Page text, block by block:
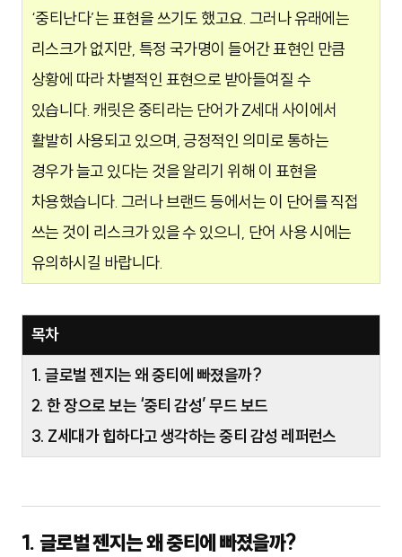
‘중티난다’는 표현을 쓰기도 했고요. 그러나 유래에는
리스크가 없지만, 특정 국가명이 들어간 표현인 만큼
상황에 따라 차별적인 표현으로 받아들여질 수
있습니다. 캐릿은 중티라는 단어가 Z세대 사이에서
활발히 사용되고 있으며, 긍정적인 의미로 통하는
경우가 늘고 있다는 것을 알리기 위해 이 표현을
차용했습니다. 그러나 브랜드 등에서는 이 단어를 직접
쓰는 것이 리스크가 있을 수 있으니, 단어 사용 시에는
유의하시길 바랍니다.
목차
1. 글로벌 젠지는 왜 중티에 빠졌을까?
2. 한 장으로 보는 ‘중티 감성’ 무드 보드
3. Z세대가 힙하다고 생각하는 중티 감성 레퍼런스
1. 글로벌 젠지는 왜 중티에 빠졌을까?